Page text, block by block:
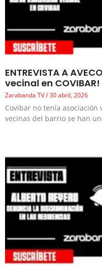
ENTREVISTA A
vecinal en COVIBAR!
Zarabanda TV 30 abril, 2026
Covibar no tenía asociación
vecinas del barrio se han